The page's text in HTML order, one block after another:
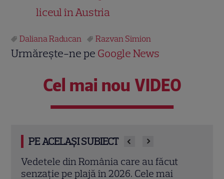
liceul în Austria
Daliana Raducan Razvan Simion
Urmărește-ne pe Google News
Cel mai nou VIDEO
PE ACELAȘI SUBIECT
Mihaela Rădulescu împlinește 57 de ani.
Povestea uneia dintre cele mai iubite